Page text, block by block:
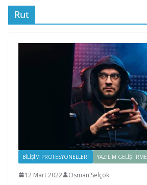
Rut
BILIŞIM PROFESYONELLERI YAZILIM GELIŞTIRME
12 Mart 2022 Osman Selçok